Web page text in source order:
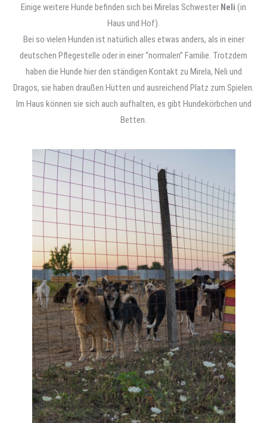
Einige weitere Hunde befinden sich bei Mirelas Schwester Neli (in
Haus und Hof).
Bei so vielen Hunden ist natürlich alles etwas anders, als in einer
deutschen Pflegestelle oder in einer “normalen” Familie. Trotzdem
haben die Hunde hier den ständigen Kontakt zu Mirela, Neli und
Dragos, sie haben draußen Hütten und ausreichend Platz zum Spielen.
Im Haus können sie sich auch aufhalten, es gibt Hundekörbchen und
Betten.